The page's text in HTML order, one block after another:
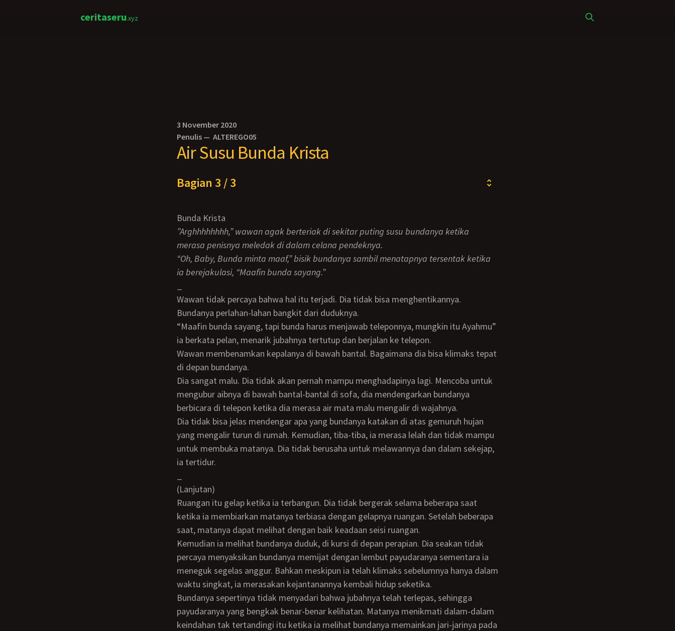
ceritaseru.xyz
3 November 2020
Penulis — ALTEREGO05
Air Susu Bunda Krista
Bagian 3 / 3
Bunda Krista
”Arghhhhhhhh,” wawan agak berteriak di sekitar puting susu bundanya ketika
merasa penisnya meledak di dalam celana pendeknya.
“Oh, Baby, Bunda minta maaf,” bisik bundanya sambil menatapnya tersentak ketika
ia berejakulasi, “Maafin bunda sayang.”
Wawan tidak percaya bahwa hal itu terjadi. Dia tidak bisa menghentikannya.
Bundanya perlahan-lahan bangkit dari duduknya.
“Maafin bunda sayang, tapi bunda harus menjawab teleponnya, mungkin itu Ayahmu”
ia berkata pelan, menarik jubahnya tertutup dan berjalan ke telepon.
Wawan membenamkan kepalanya di bawah bantal. Bagaimana dia bisa klimaks tepat
di depan bundanya.
Dia sangat malu. Dia tidak akan pernah mampu menghadapinya lagi. Mencoba untuk
mengubur aibnya di bawah bantal-bantal di sofa, dia mendengarkan bundanya
berbicara di telepon ketika dia merasa air mata malu mengalir di wajahnya.
Dia tidak bisa jelas mendengar apa yang bundanya katakan di atas gemuruh hujan
yang mengalir turun di rumah. Kemudian, tiba-tiba, ia merasa lelah dan tidak mampu
untuk membuka matanya. Dia tidak berusaha untuk melawannya dan dalam sekejap,
ia tertidur.
(Lanjutan)
Ruangan itu gelap ketika ia terbangun. Dia tidak bergerak selama beberapa saat
ketika ia membiarkan matanya terbiasa dengan gelapnya ruangan. Setelah beberapa
saat, matanya dapat melihat dengan baik keadaan seisi ruangan.
Kemudian ia melihat bundanya duduk, di kursi di depan perapian. Dia seakan tidak
percaya menyaksikan bundanya memijat dengan lembut payudaranya sementara ia
meneguk segelas anggur. Bahkan meskipun ia telah klimaks sebelumnya hanya dalam
waktu singkat, ia merasakan kejantanannya kembali hidup seketika.
Bundanya sepertinya tidak menyadari bahwa jubahnya telah terlepas, sehingga
payudaranya yang bengkak benar-benar kelihatan. Matanya menikmati dalam-dalam
keindahan tak tertandingi itu ketika ia melihat bundanya memainkan jari-jarinya pada